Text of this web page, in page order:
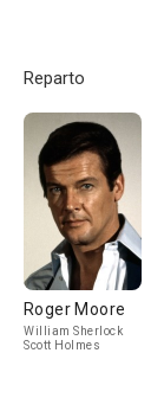
Reparto
Roger Moore
William Sherlock
Scott Holmes